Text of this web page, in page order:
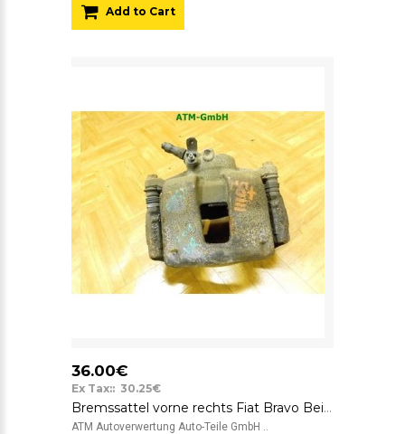
Add to Cart
36.00€
Ex Tax:: 30.25€
Bremssattel vorne rechts Fiat Bravo Beifahrerseite Bosch
ATM Autoverwertung Auto-Teile GmbH ..